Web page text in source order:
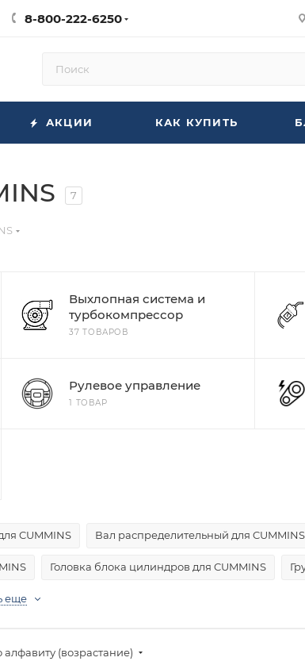
8-800-222-6250
АКЦИИ КАК КУПИТЬ
7
Выхлопная система и
турбокомпрессор
37 ТОВАРОВ
Рулевое управление
1 ТОВАР
CUMMINS Вал распределительный для CUMMINS
Головка блока цилиндров для CUMMINS
еще
алфавиту (возрастание)